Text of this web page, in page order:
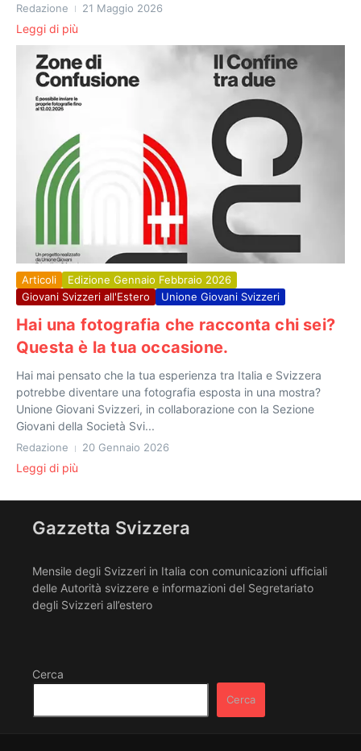
Redazione 21 Maggio 2026
Leggi di più
Articoli
Edizione Gennaio Febbraio 2026
Giovani Svizzeri all'Estero
Unione Giovani Svizzeri
Hai una fotografia che racconta chi sei?
Questa è la tua occasione.
Hai mai pensato che la tua esperienza tra Italia e Svizzera
potrebbe diventare una fotografia esposta in una mostra?
Unione Giovani Svizzeri, in collaborazione con la Sezione
Giovani della Società Svi...
Redazione 20 Gennaio 2026
Leggi di più
Gazzetta Svizzera
Mensile degli Svizzeri in Italia con comunicazioni ufficiali
delle Autorità svizzere e informazioni del Segretariato
degli Svizzeri all’estero
Cerca
Cerca